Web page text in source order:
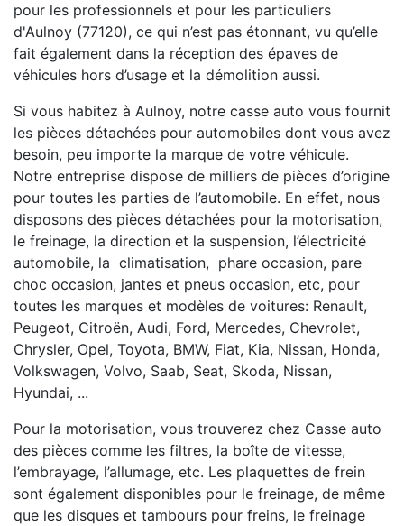
pour les professionnels et pour les particuliers
d'Aulnoy (77120), ce qui n’est pas étonnant, vu qu’elle
fait également dans la réception des épaves de
véhicules hors d’usage et la démolition aussi.
Si vous habitez à Aulnoy, notre casse auto vous fournit
les pièces détachées pour automobiles dont vous avez
besoin, peu importe la marque de votre véhicule.
Notre entreprise dispose de milliers de pièces d’origine
pour toutes les parties de l’automobile. En effet, nous
disposons des pièces détachées pour la motorisation,
le freinage, la direction et la suspension, l’électricité
automobile, la climatisation, phare occasion, pare
choc occasion, jantes et pneus occasion, etc, pour
toutes les marques et modèles de voitures: Renault,
Peugeot, Citroën, Audi, Ford, Mercedes, Chevrolet,
Chrysler, Opel, Toyota, BMW, Fiat, Kia, Nissan, Honda,
Volkswagen, Volvo, Saab, Seat, Skoda, Nissan,
Hyundai, ...
Pour la motorisation, vous trouverez chez Casse auto
des pièces comme les filtres, la boîte de vitesse,
l’embrayage, l’allumage, etc. Les plaquettes de frein
sont également disponibles pour le freinage, de même
que les disques et tambours pour freins, le freinage